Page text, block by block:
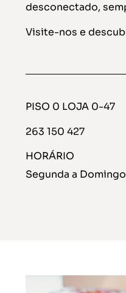
desconectado,
Visite-nos e
PISO 0 LOJA 0-47
263 150 427
HORÁRIO
Segunda a